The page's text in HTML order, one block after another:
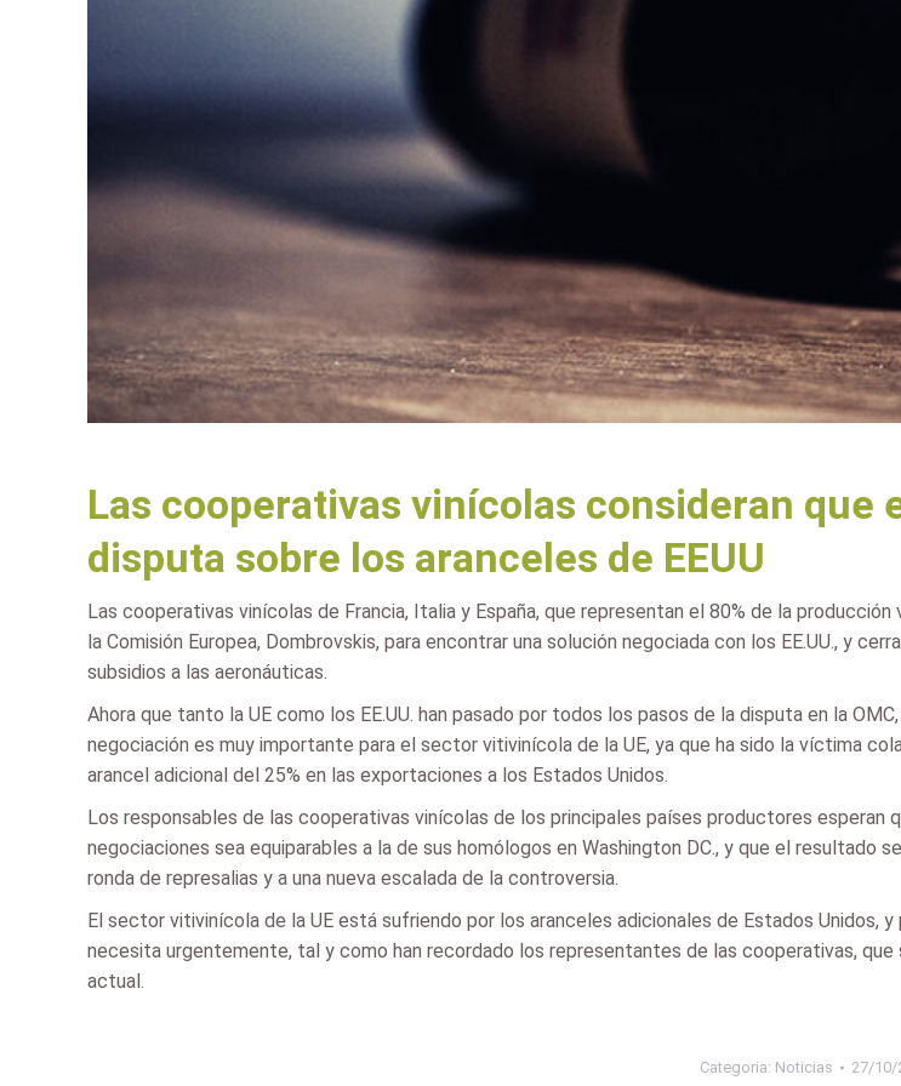
Las cooperativas vinícolas consideran que
disputa sobre los aranceles de EEUU
Las cooperativas vinícolas de Francia, Italia y España, que representan el 80% de la
la Comisión Europea, Dombrovskis, para encontrar una solución negociada con los EE.UU., y
subsidios a las aeronáuticas.
Ahora que tanto la UE como los EE.UU. han pasado por todos los pasos de la disputa en la
negociación es muy importante para el sector vitivinícola de la UE, ya que ha sido la víctima
arancel adicional del 25% en las exportaciones a los Estados Unidos.
Los responsables de las cooperativas vinícolas de los principales países productores esperan
negociaciones sea equiparables a la de sus homólogos en Washington DC., y que el
ronda de represalias y a una nueva escalada de la controversia.
El sector vitivinícola de la UE está sufriendo por los aranceles adicionales de Estados Unidos,
necesita urgentemente, tal y como han recordado los representantes de las cooperativas,
actual.
Categoria: Noticias 27/10/